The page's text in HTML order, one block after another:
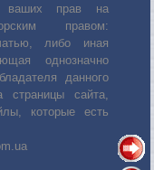
ваших прав на
правом:
либо иная
однозначно
данного
сайта,
которые есть